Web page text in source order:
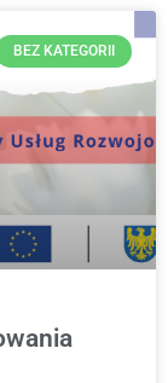
BEZ KATEGORII